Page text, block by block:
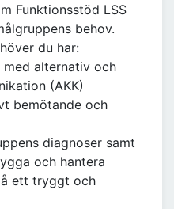
Funktionsstöd LSS
behov.
du har:
alternativ och
(AKK)
bemötande och
diagnoser samt
och hantera
ett tryggt och